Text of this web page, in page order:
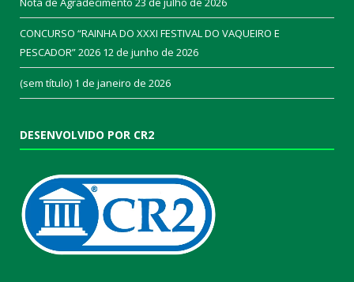
CONCURSO “RAINHA DO XXXI FESTIVAL DO VAQUEIRO E
PESCADOR” 2026 12 de junho de 2026
(sem título) 1 de janeiro de 2026
DESENVOLVIDO POR CR2